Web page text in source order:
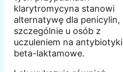
klarytromycyna stanowi
alternatywę dla penicylin,
szczególnie u osób z
uczuleniem na antybiotyki
beta-laktamowe.